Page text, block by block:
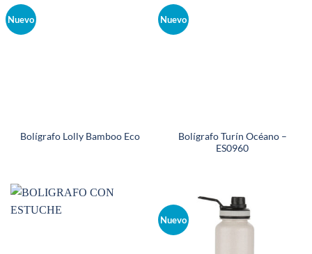
Nuevo
Bolígrafo Lolly Bamboo Eco
Nuevo
Bolígrafo Turín Océano –
ES0960
Nuevo